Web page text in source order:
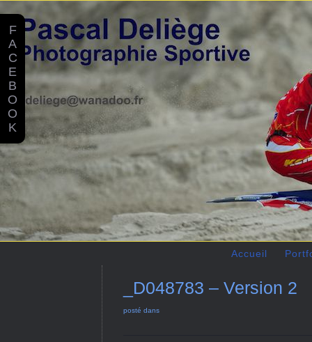
Accueil
_D048783 – Version 2
posté dans
F
A
C
E
B
O
O
K